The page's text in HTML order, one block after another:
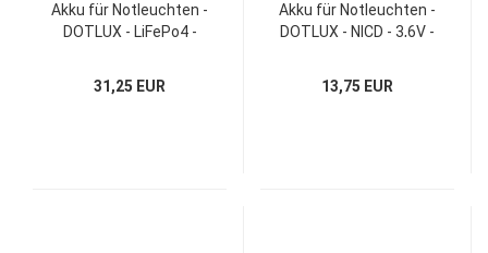
Akku für Notleuchten -
DOTLUX - LiFePo4 -
31,25 EUR
Akku für Notleuchten -
DOTLUX - NICD - 3,6V -
13,75 EUR